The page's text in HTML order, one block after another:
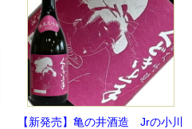
【新発売】亀の井酒造 Jrの小川